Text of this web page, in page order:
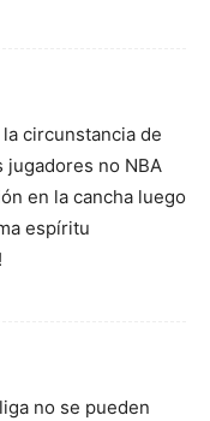
circunstancia de
jugadores no NBA
en la cancha luego
espíritu
no se pueden